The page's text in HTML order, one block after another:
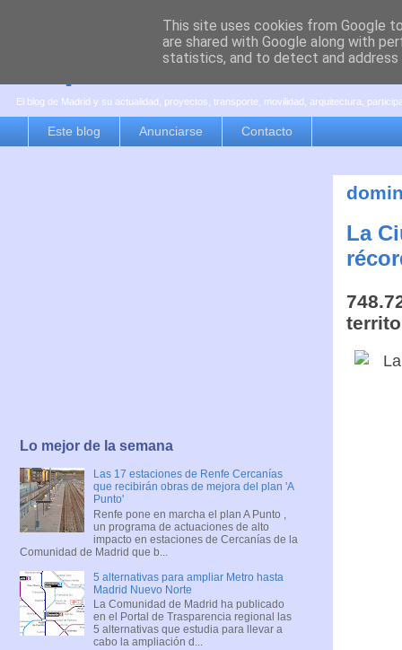
es por madrid
El blog de Madrid y su actualidad, proyectos, transporte, movilidad, arquitectura,
Este blog Anunciarse Contacto
La
Lo mejor de la semana
Las 17 estaciones de Renfe Cercanías
que recibirán obras de mejora del plan 'A
Punto'
Renfe pone en marcha el plan A Punto ,
un programa de actuaciones de alto
impacto en estaciones de Cercanías de la
Comunidad de Madrid que b...
5 alternativas para ampliar Metro hasta
Madrid Nuevo Norte
La Comunidad de Madrid ha publicado
en el Portal de Trasparencia regional las
5 alternativas que estudia para llevar a
cabo la ampliación d...
This site uses cookies from Google
are shared with Google along with
statistics, and to detect and address